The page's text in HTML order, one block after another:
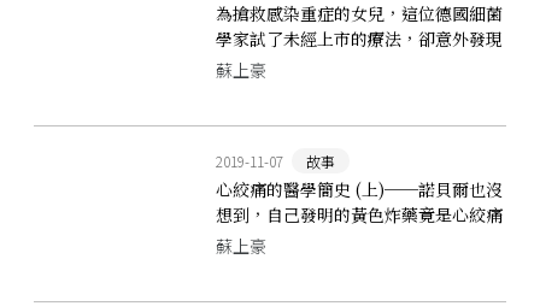
為搶救感染重症的女兒，這位德國細菌
學家試了未經上市的療法，卻意外發現
新解藥
蘇上豪
2019-11-07 故事
心絞痛的醫學簡史 (上)──諾貝爾也沒
想到，自己發明的黃色炸藥竟是心絞痛
的解藥
蘇上豪